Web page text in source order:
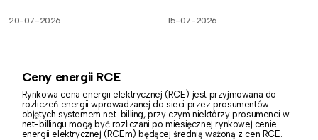
20-07-2026 15-07-2026
Ceny energii RCE
Rynkowa cena energii elektrycznej (RCE) jest przyjmowana do
rozliczeń energii wprowadzanej do sieci przez prosumentów
objętych systemem net-billing, przy czym niektórzy prosumenci w
net-billingu mogą być rozliczani po miesięcznej rynkowej cenie
energii elektrycznej (RCEm) będącej średnią ważoną z cen RCE.